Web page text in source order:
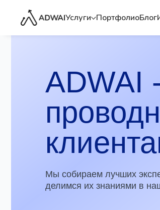
Услуги ПортфолиоБлог
ADWAI -
клиентам
Мы собираем лучших